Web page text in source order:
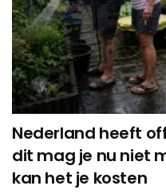
Nederland heeft
dit mag je nu niet
kan het je kosten